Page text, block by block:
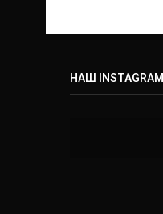
НАШ INSTAGRAM